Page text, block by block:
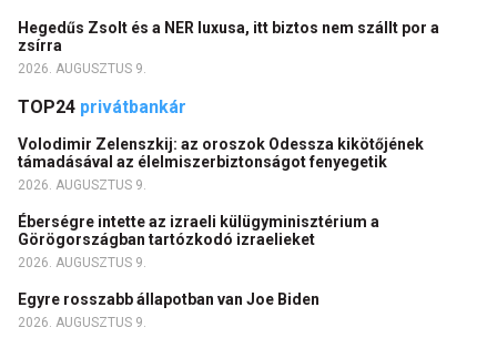
Hegedűs Zsolt és a NER luxusa, itt biztos nem szállt por a
zsírra
2026. AUGUSZTUS 9.
TOP24 privátbankár
Volodimir Zelenszkij: az oroszok Odessza kikötőjének
támadásával az élelmiszerbiztonságot fenyegetik
2026. AUGUSZTUS 9.
Éberségre intette az izraeli külügyminisztérium a
Görögországban tartózkodó izraelieket
2026. AUGUSZTUS 9.
Egyre rosszabb állapotban van Joe Biden
2026. AUGUSZTUS 9.